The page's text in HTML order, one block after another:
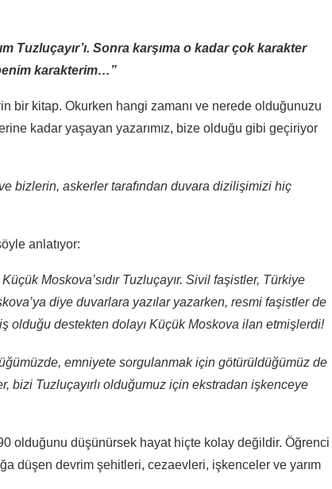
Tuzluçayır’ı. Sonra karşıma o kadar çok karakter
karakterim…”
bir kitap. Okurken hangi zamanı ve nerede olduğunuzu
kadar yaşayan yazarımız, bize olduğu gibi geçiriyor
bizlerin, askerler tarafından duvara dizilişimizi hiç
anlatıyor:
Moskova’sıdır Tuzluçayır. Sivil faşistler, Türkiye
diye duvarlara yazılar yazarken, resmi faşistler de
olduğu destekten dolayı Küçük Moskova ilan etmişlerdi!
emniyete sorgulanmak için götürüldüğümüz de
bizi Tuzluçayırlı olduğumuz için ekstradan işkenceye
olduğunu düşünürsek hayat hiçte kolay değildir. Öğrenci
düşen devrim şehitleri, cezaevleri, işkenceler ve yarım